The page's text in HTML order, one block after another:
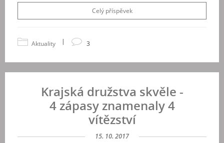
Celý příspěvek
Aktuality | 3
Krajská družstva skvěle -
4 zápasy znamenaly 4
vítězství
15. 10. 2017